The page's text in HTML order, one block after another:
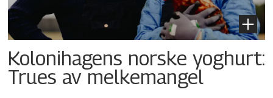
Kolonihagens norske yoghurt:
Trues av melkemangel